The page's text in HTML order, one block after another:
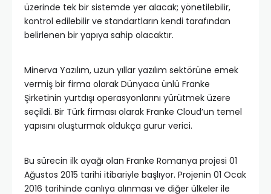
üzerinde tek bir sistemde yer alacak; yönetilebilir,
kontrol edilebilir ve standartların kendi tarafından
belirlenen bir yapıya sahip olacaktır.
Minerva Yazılım, uzun yıllar yazılım sektörüne emek
vermiş bir firma olarak Dünyaca ünlü Franke
Şirketinin yurtdışı operasyonlarını yürütmek üzere
seçildi. Bir Türk firması olarak Franke Cloud’un temel
yapısını oluşturmak oldukça gurur verici.
Bu sürecin ilk ayağı olan Franke Romanya projesi 01
Ağustos 2015 tarihi itibariyle başlıyor. Projenin 01 Ocak
2016 tarihinde canlıya alınması ve diğer ülkeler ile